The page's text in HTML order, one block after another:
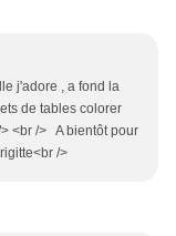
j'adore , a fond la
de tables colorer
<br /> A bientôt pour
/>